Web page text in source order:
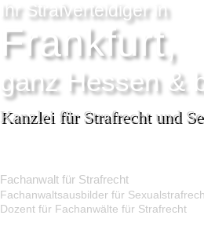
Ihr Strafverteidiger in
Frankfurt,
ganz Hessen &
Kanzlei für Strafrecht und
Fachanwalt für Strafrecht
Fachanwaltsausbilder für
Dozent für Fachanwälte für Strafrecht